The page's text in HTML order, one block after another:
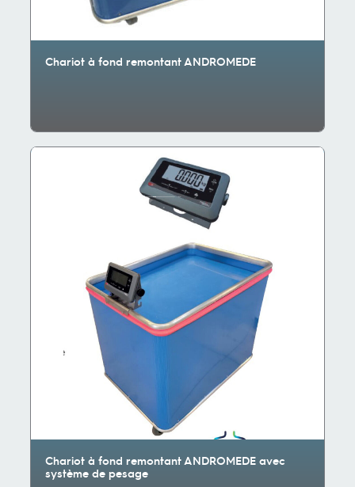
Chariot à fond remontant ANDROMEDE
Chariot à fond remontant ANDROMEDE avec
système de pesage